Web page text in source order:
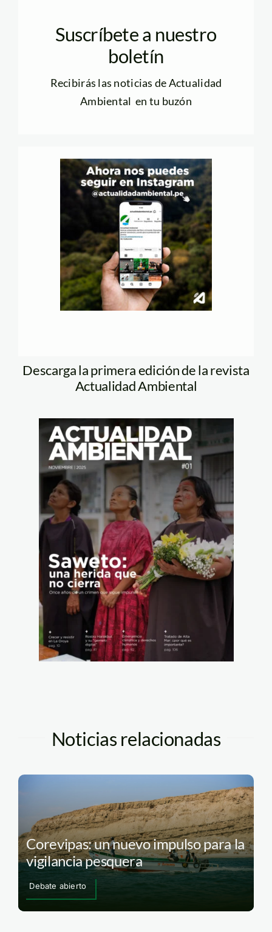
Suscríbete a nuestro
boletín
Recibirás las noticias de Actualidad
Ambiental en tu buzón
Descarga la primera edición de la revista
Actualidad Ambiental
Noticias relacionadas
Corevipas: un nuevo impulso para la
vigilancia pesquera
Debate abierto